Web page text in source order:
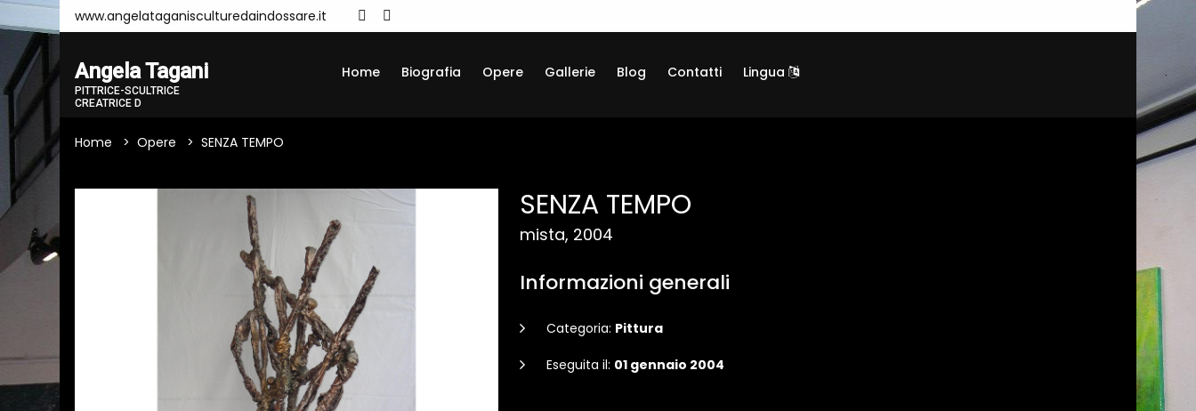
www.angelataganisculturedaindossare.it
Angela Tagani
PITTRICE-SCULTRICE
CREATRICE D
Home Biografia Opere Gallerie Blog Contatti Lingua
Home Opere SENZA TEMPO
SENZA TEMPO
mista, 2004
Informazioni generali
Categoria: Pittura
Eseguita il: 01 gennaio 2004